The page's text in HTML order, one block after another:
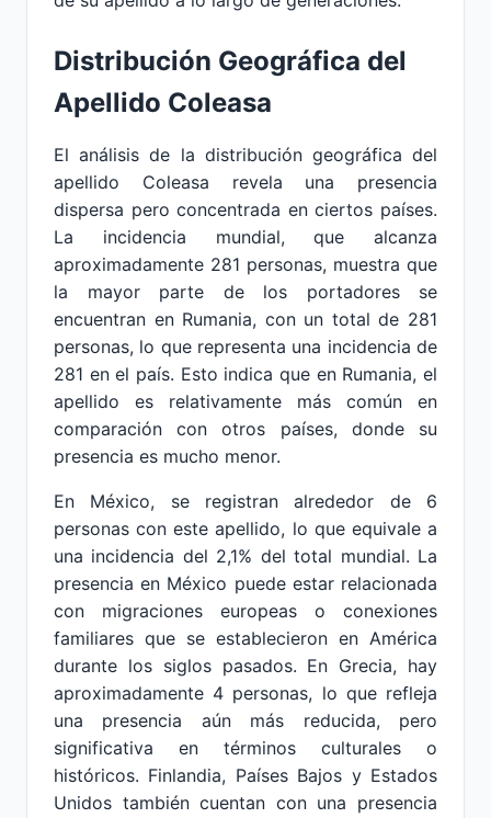
Distribución Geográfica del
Apellido Coleasa
El análisis de la distribución geográfica del
apellido Coleasa revela una presencia
dispersa pero concentrada en ciertos países.
La incidencia mundial, que alcanza
aproximadamente 281 personas, muestra que
la mayor parte de los portadores se
encuentran en Rumania, con un total de 281
personas, lo que representa una incidencia de
281 en el país. Esto indica que en Rumania, el
apellido es relativamente más común en
comparación con otros países, donde su
presencia es mucho menor.
En México, se registran alrededor de 6
personas con este apellido, lo que equivale a
una incidencia del 2,1% del total mundial. La
presencia en México puede estar relacionada
con migraciones europeas o conexiones
familiares que se establecieron en América
durante los siglos pasados. En Grecia, hay
aproximadamente 4 personas, lo que refleja
una presencia aún más reducida, pero
significativa en términos culturales o
históricos. Finlandia, Países Bajos y Estados
Unidos también cuentan con una presencia